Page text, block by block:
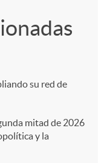
su red de
mitad de 2026
y la